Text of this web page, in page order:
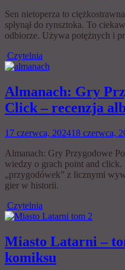
Sen nietoperza to
spłynął do rynsztoka. To
odbiorze. Używa potężnych i
Czytelnia
Almanach: Gry
Click – recenzja
17 czerwca, 202418 czerwca,
Almanach: Gry Przygodowe
wiedzy o grach point and
„przygodówek” z licznymi
gier w historii.
Czytelnia
Miasto Latarni –
komiksu